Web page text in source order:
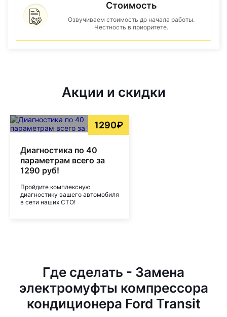
Стоимость
Озвучиваем стоимость до начала работы.
Честность в приоритете.
Акции и скидки
1290₽
Диагностика по 40
параметрам всего за
1290 руб!
Пройдите комплексную
диагностику вашего автомобиля
в сети наших СТО!
Где сделать - Замена
электромуфты компрессора
кондиционера Ford Transit